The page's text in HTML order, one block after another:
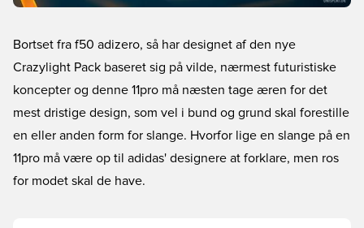
Bortset fra f50 adizero, så har designet af den nye
Crazylight Pack baseret sig på vilde, nærmest futuristiske
koncepter og denne 11pro må næsten tage æren for det
mest dristige design, som vel i bund og grund skal forestille
en eller anden form for slange. Hvorfor lige en slange på en
11pro må være op til adidas' designere at forklare, men ros
for modet skal de have.